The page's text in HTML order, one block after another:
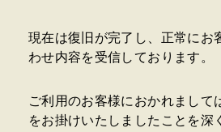
現在は復旧が完了し、正常にお
わせ内容を受信しております。
ご利用のお客様におかれまして
をお掛けいたしましたことを深